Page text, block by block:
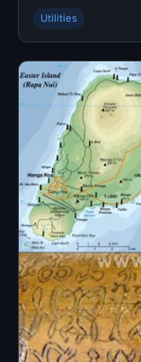
ke-19. Selain satu
Utilities